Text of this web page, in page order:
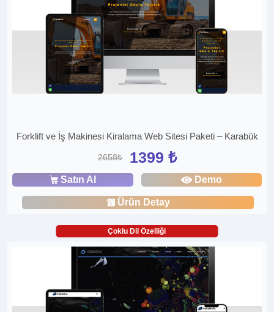
Forklift ve İş Makinesi Kiralama Web Sitesi Paketi – Karabük
2658₺ 1399 ₺
Satın Al Demo
Ürün Detay
Çoklu Dil Özelliği